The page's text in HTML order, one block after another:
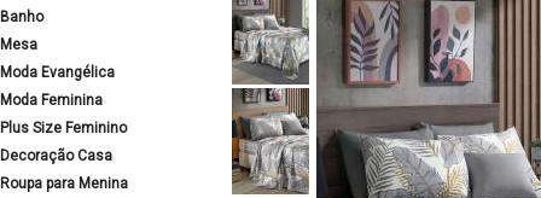
Banho
Mesa
Moda Evangélica
Moda Feminina
Plus Size Feminino
Decoração Casa
Roupa para Menina